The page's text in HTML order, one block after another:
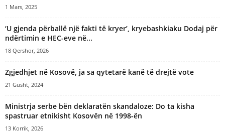
1 Mars, 2025
‘U gjenda përballë një fakti të kryer’, kryebashkiaku Dodaj për
ndërtimin e HEC-eve në...
18 Qershor, 2026
Zgjedhjet në Kosovë, ja sa qytetarë kanë të drejtë vote
21 Gusht, 2024
Ministrja serbe bën deklaratën skandaloze: Do ta kisha
spastruar etnikisht Kosovën në 1998-ën
13 Korrik, 2026